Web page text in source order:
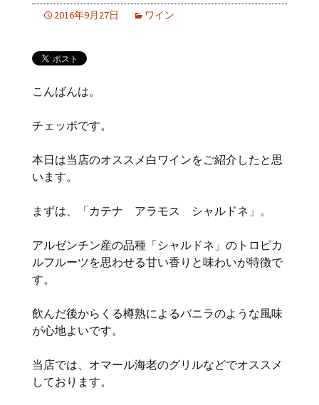
2016年9月27日 ワイン
こんばんは。
チェッポです。
本日は当店のオススメ白ワインをご紹介したと思
います。
まずは、「カテナ アラモス シャルドネ」。
アルゼンチン産の品種「シャルドネ」のトロピカ
ルフルーツを思わせる甘い香りと味わいが特徴で
す。
飲んだ後からくる樽熟によるバニラのような風味
が心地よいです。
当店では、オマール海老のグリルなどでオススメ
しております。